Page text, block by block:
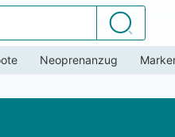
Suchen
Neoprenanzug